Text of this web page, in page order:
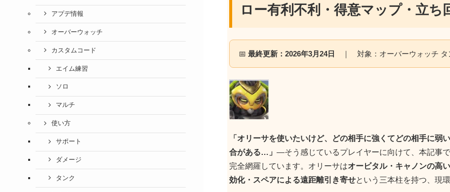
ロー有利不利・得意マップ・立ち
📅 最終更新：2026年3月24日 ｜ 対象：オーバーウォッチ タ
「オリーサを使いたいけど、どの相手に強くてどの相手に
合がある…」 —そう感じているプレイヤーに向けて、本記事
完全網羅しています。オリーサはオービタル・キャノンの高
効化・スペアによる遠距離引き寄せという三本柱を持つ、現
アプデ情報
オーバーウォッチ
カスタムコード
エイム練習
ソロ
マルチ
使い方
サポート
ダメージ
タンク